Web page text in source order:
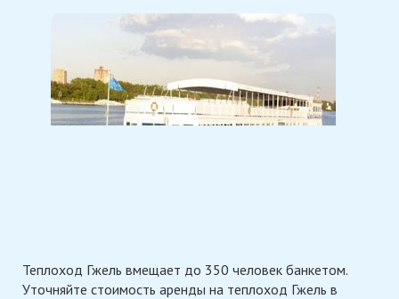
Теплоход Гжель вмещает до 350 человек банкетом.
Уточняйте стоимость аренды на теплоход Гжель в